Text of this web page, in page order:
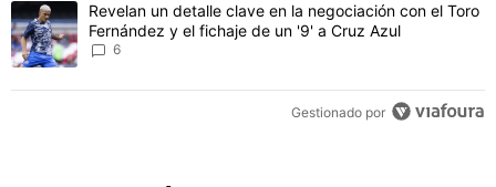
Un artículo de tendencia con el título "Revelan un detalle clave
Revelan un detalle clave en la negociación con el Toro
Fernández y el fichaje de un '9' a Cruz Azul
6
Gestionado por